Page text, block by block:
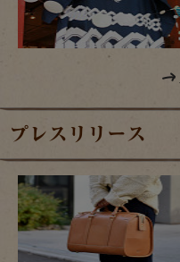
プレスリリース